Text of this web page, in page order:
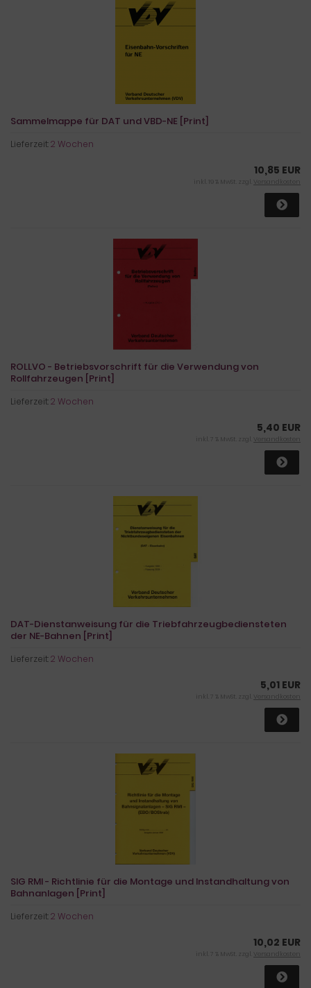
Sammelmappe für DAT und VBD-NE [Print]
Lieferzeit:2 Wochen
10,85 EUR
inkl. 19 % MwSt. zzgl. Versandkosten
ROLLVO - Betriebsvorschrift für die Verwendung von
Rollfahrzeugen [Print]
Lieferzeit:2 Wochen
5,40 EUR
inkl. 7 % MwSt. zzgl. Versandkosten
DAT-Dienstanweisung für die Triebfahrzeugbediensteten
der NE-Bahnen [Print]
Lieferzeit:2 Wochen
5,01 EUR
inkl. 7 % MwSt. zzgl. Versandkosten
SIG RMI - Richtlinie für die Montage und Instandhaltung von
Bahnanlagen [Print]
Lieferzeit:2 Wochen
10,02 EUR
inkl. 7 % MwSt. zzgl. Versandkosten